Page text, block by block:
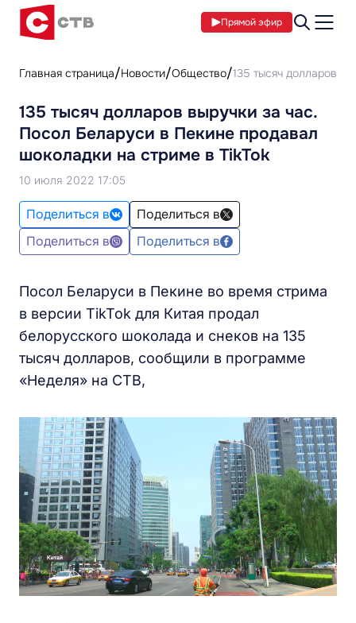
Прямой эфир
Главная страница Новости Общество 135 тысяч долларов
135 тысяч долларов выручки за час.
Посол Беларуси в Пекине продавал
шоколадки на стриме в TikTok
10 июля 2022 17:05
Поделиться в
Поделиться в
Поделиться в
Поделиться в
Посол Беларуси в Пекине во время стрима
в версии TikTok для Китая продал
белорусского шоколада и снеков на 135
тысяч долларов, сообщили в программе
«Неделя» на СТВ,